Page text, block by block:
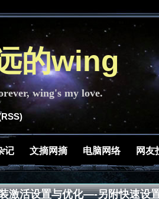
的wing
wing's my love.
记 文摘网摘 电脑网络 网友
激活设置与优化—-另附快速设